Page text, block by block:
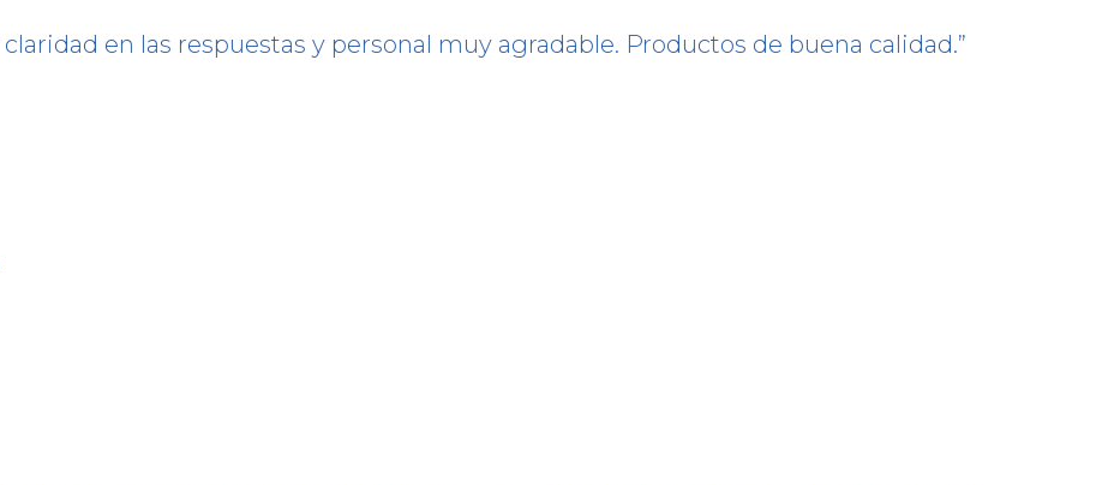
en las respuestas y personal muy agradable. Productos de buena calidad.